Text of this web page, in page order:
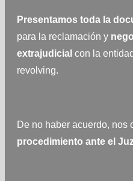
Presentamos toda la
para la reclamación y
extrajudicial con la
revolving.
De no haber acuerdo, nos
procedimiento ante el